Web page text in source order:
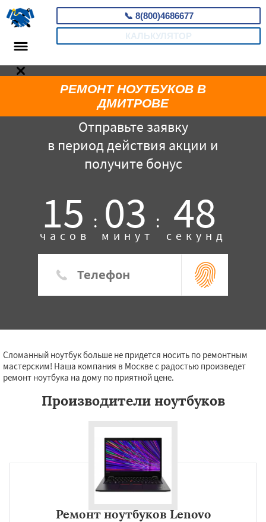
📞 8(800)4686677
КАЛЬКУЛЯТОР
Отправьте заявку
в период действия акции и
получите бонус
15 :
часов 03 :
минут 48
секунд
РЕМОНТ НОУТБУКОВ В
ДМИТРОВЕ
Сломанный ноутбук больше не придется носить по ремонтным
мастерским! Наша компания в Москве с радостью произведет
ремонт ноутбука на дому по приятной цене.
Производители ноутбуков
Ремонт ноутбуков Lenovo